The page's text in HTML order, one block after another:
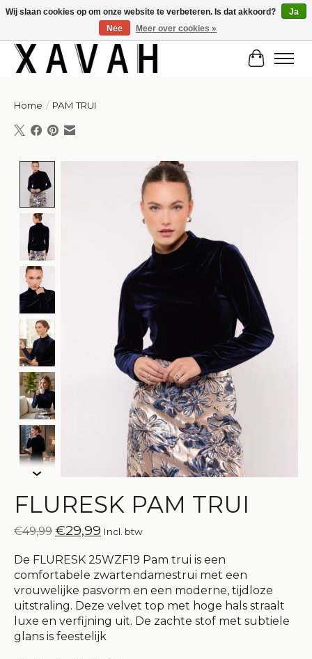
Hi gorgeous! ✨ Kortingscode for 20% off: Summersale!
Home / PAM TRUI
Product image slideshow Items
FLURESK PAM TRUI
€49,99 €29,99 Incl. btw
De FLURESK 25WZF19 Pam trui is een
comfortabele zwartendamestrui met een
vrouwelijke pasvorm en een moderne, tijdloze
uitstraling. Deze velvet top met hoge hals straalt
luxe en verfijning uit. De zachte stof met subtiele
glans is feestelijk
Wij slaan cookies op om onze website te verbeteren. Is dat akkoord?
Ja
Nee
Meer over cookies »